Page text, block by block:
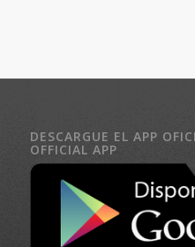
DESCARGUE EL APP
OFFICIAL APP